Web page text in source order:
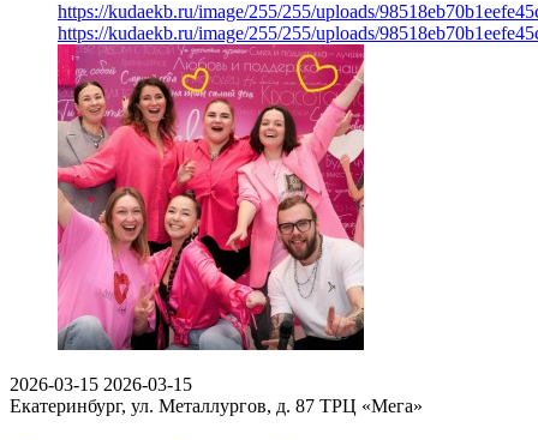
https://kudaekb.ru/image/255/255/uploads/
https://kudaekb.ru/image/255/255/uploads/
2026-03-15 2026-03-15
Екатеринбург, ул. Металлургов, д. 87 ТРЦ «Мега»